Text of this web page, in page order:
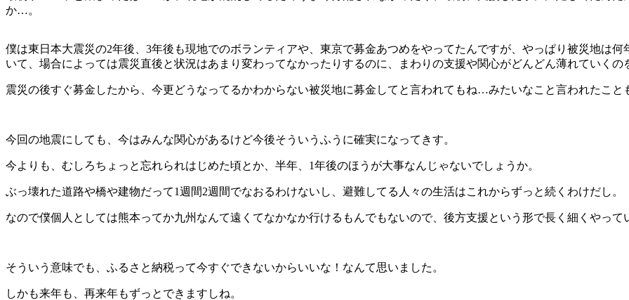
か…。
僕は東日本大震災の2年後、3年後も現地でのボランティアや、東京で募金あつめをやってたんですが、やっぱり被災地は
いて、場合によっては震災直後と状況はあまり変わってなかったりするのに、まわりの支援や関心がどんどん薄れていくの
震災の後すぐ募金したから、今更どうなってるかわからない被災地に募金してと言われてもね…みたいなこと言われたこと
今回の地震にしても、今はみんな関心があるけど今後そういうふうに確実になってきす。
今よりも、むしろちょっと忘れられはじめた頃とか、半年、1年後のほうが大事なんじゃないでしょうか。
ぶっ壊れた道路や橋や建物だって1週間2週間でなおるわけないし、避難してる人々の生活はこれからずっと続くわけだし。
なので僕個人としては熊本ってか九州なんて遠くてなかなか行けるもんでもないので、後方支援という形で長く細くやっ
そういう意味でも、ふるさと納税って今すぐできないからいいな！なんて思いました。
しかも来年も、再来年もずっとできますしね。